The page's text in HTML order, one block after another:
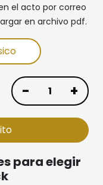
el acto por correo
en archivo pdf.
- +
para elegir